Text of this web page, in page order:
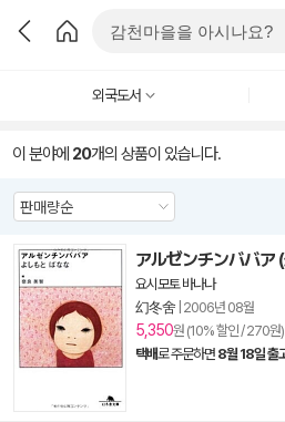
외국도서
이 분야에 20개의 상품이 있습니다.
アルゼンチンババ
요시모토 바나나
幻冬舍 2006년 08월
5,350원 (10% 할인 / 270원)
택배로 주문하면 8월 18일 출